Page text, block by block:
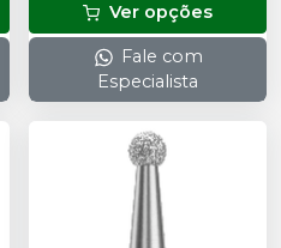
Ver opções
Fale com
Especialista